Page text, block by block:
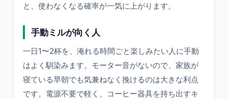
と、使わなくなる確率が一気に上がります。
手動ミルが向く人
一日1〜2杯を、淹れる時間ごと楽しみたい人に手動
はよく馴染みます。モーター音がないので、家族が
寝ている早朝でも気兼ねなく挽けるのは大きな利点
です。電源不要で軽く、コーヒー器具を持ち出すキ